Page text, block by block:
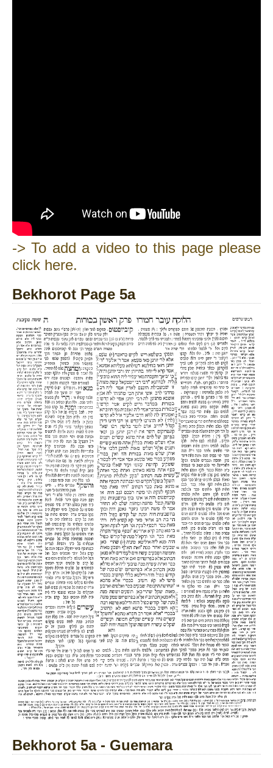
-> To add a video to this page please
click here.
Bekhorot Page 5a
Bekhorot 5a - Guemara